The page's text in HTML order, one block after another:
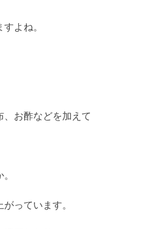
よね。
お酢などを加えて
っています。